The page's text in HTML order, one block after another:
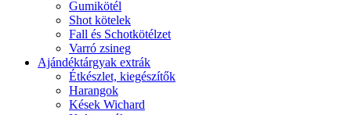
Gumikötél
Shot kötelek
Fall és Schotkötélzet
Varró zsineg
Ajándéktárgyak extrák
Étkészlet, kiegészítők
Harangok
Kések Wichard